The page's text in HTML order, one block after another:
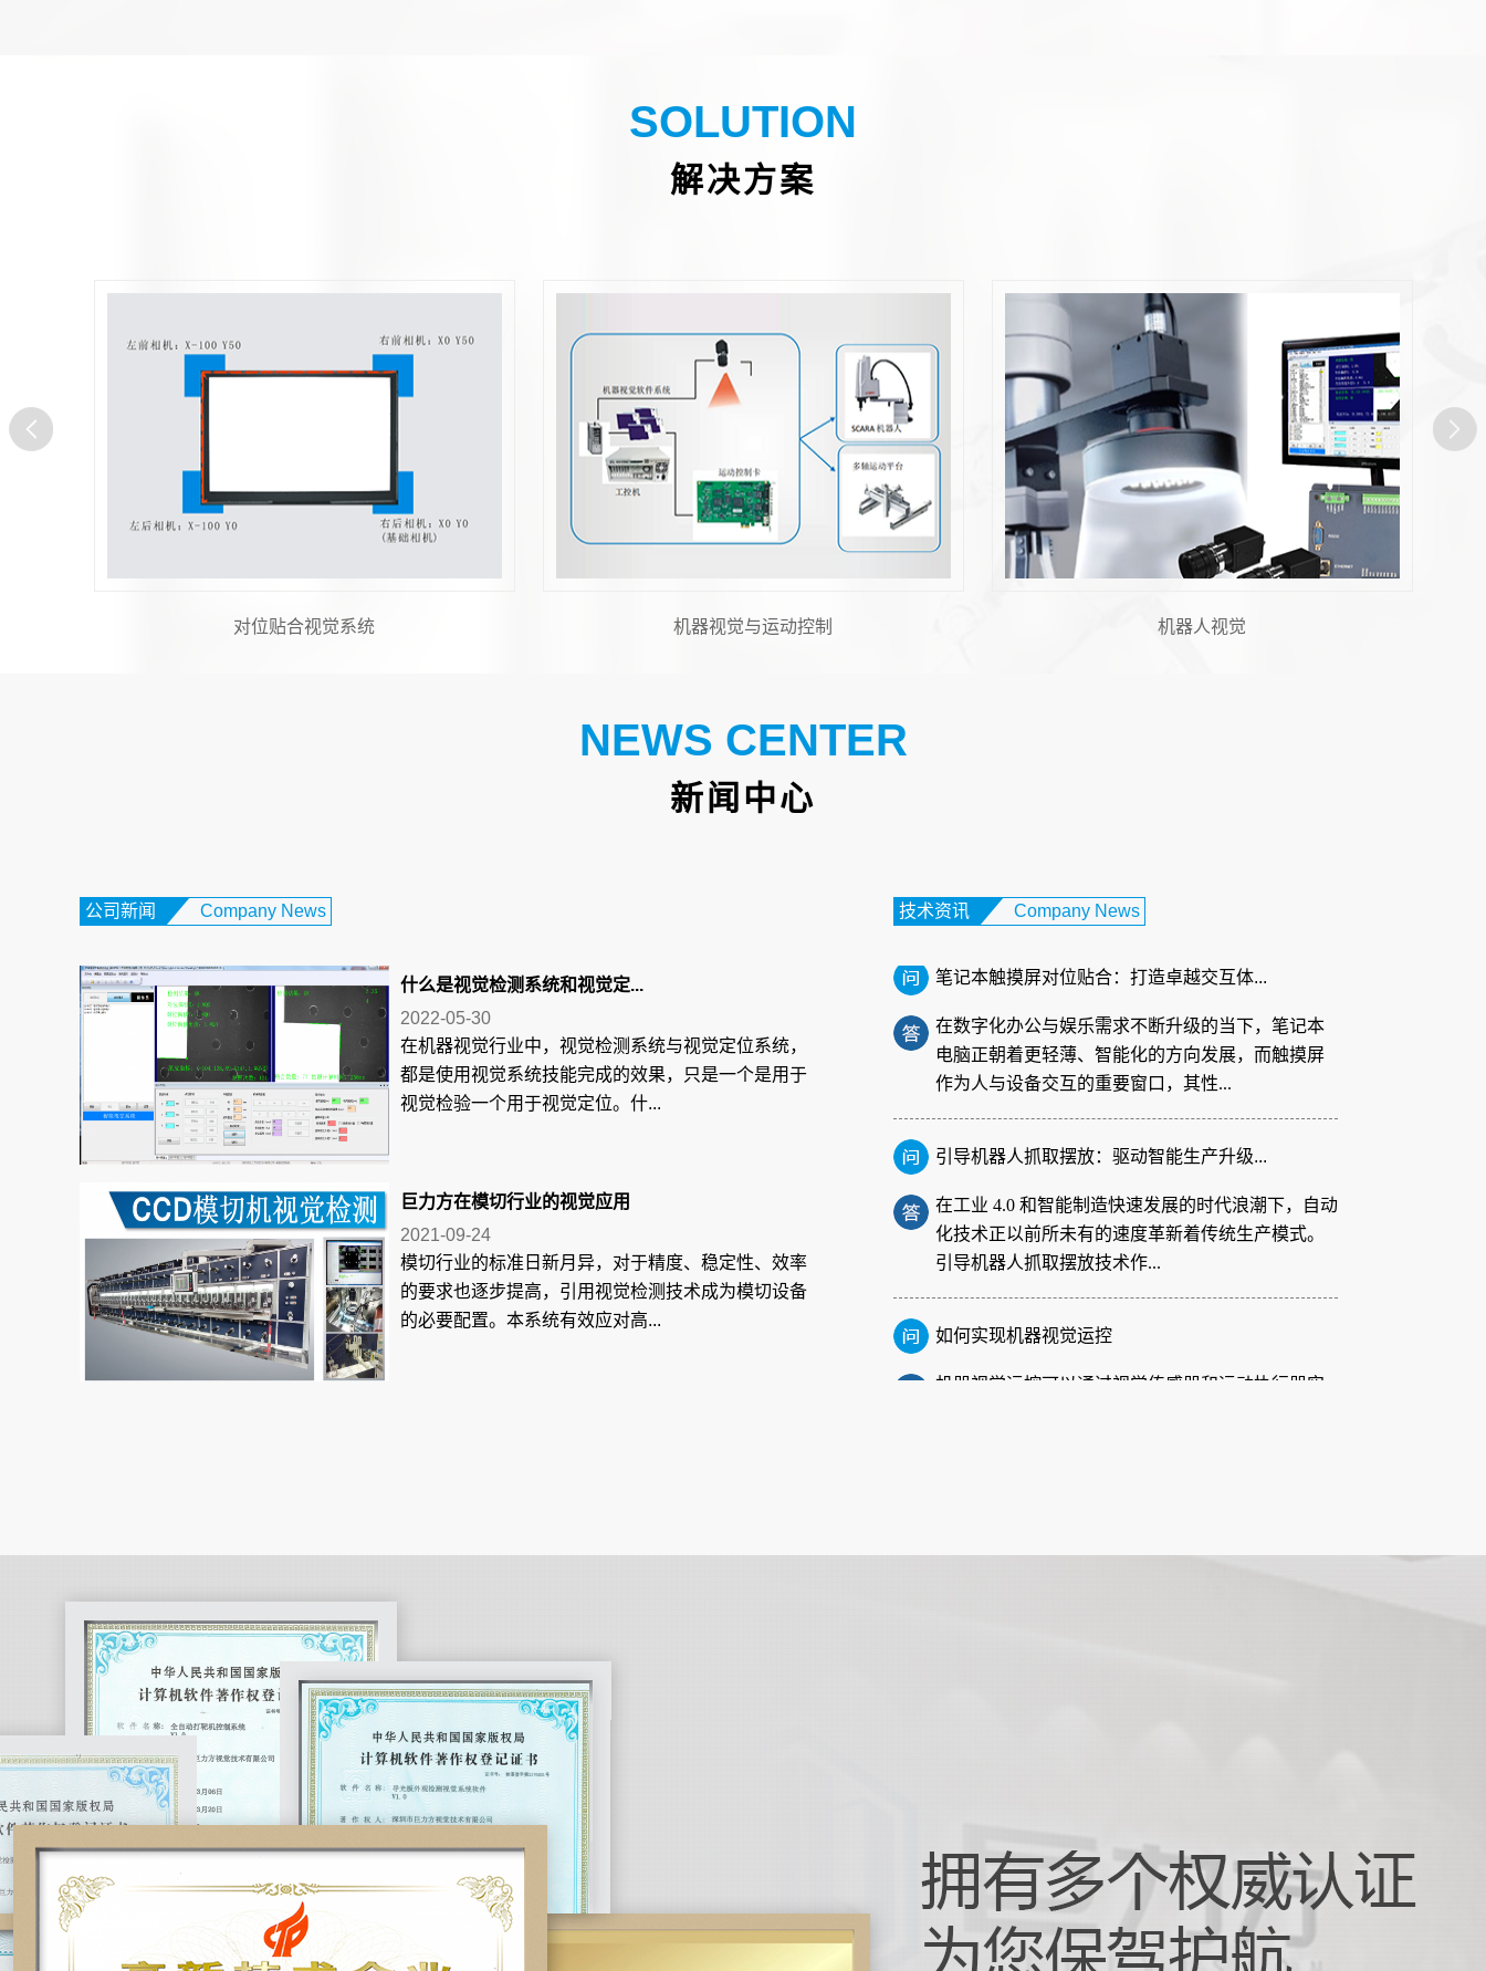
SOLUTION
解决方案
对位贴合视觉系统 机器视觉与运动控制 机器人视觉
NEWS CENTER
新闻中心
公司新闻 Company News
什么是视觉检测系统和视觉定...
2022-05-30
在机器视觉行业中，视觉检测系统与视觉定位系统，
都是使用视觉系统技能完成的效果，只是一个是用于
视觉检验一个用于视觉定位。什...
巨力方在模切行业的视觉应用
2021-09-24
模切行业的标准日新月异，对于精度、稳定性、效率
的要求也逐步提高，引用视觉检测技术成为模切设备
的必要配置。本系统有效应对高...
技术资讯 Company News
在数字化办公与娱乐需求不断升级的当下，笔记本
电脑正朝着更轻薄、智能化的方向发展，而触摸屏
作为人与设备交互的重要窗口，其性...
引导机器人抓取摆放：驱动智能生产升级...
在工业 4.0 和智能制造快速发展的时代浪潮下，自动
化技术正以前所未有的速度革新着传统生产模式。
引导机器人抓取摆放技术作...
如何实现机器视觉运控
机器视觉运控可以通过视觉传感器和运动执行器实
现。视觉传感器如相机可以捕捉物体的图像特征，
性电路板（FPC）凭借其轻薄、可弯曲、布线密度
在工业 4.0 和智能制造快速发展的时代浪潮下，自动
化技术正以前所未有的速度革新着传统生产模式。
引导机器人抓取摆放技术作...